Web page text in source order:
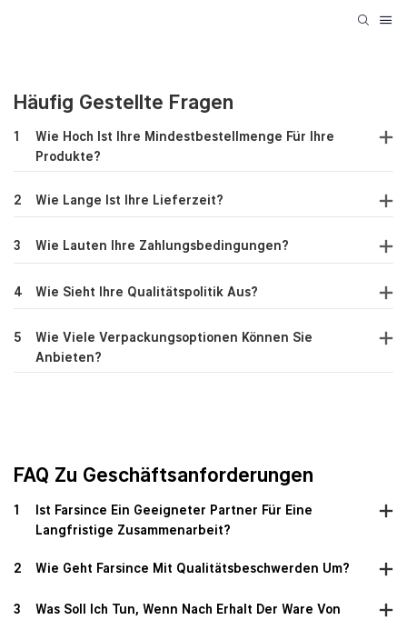
Häufig Gestellte Fragen
1
Wie Hoch Ist Ihre Mindestbestellmenge Für Ihre
Produkte?
2 Wie Lange Ist Ihre Lieferzeit?
3 Wie Lauten Ihre Zahlungsbedingungen?
4 Wie Sieht Ihre Qualitätspolitik Aus?
5
Wie Viele Verpackungsoptionen Können Sie
Anbieten?
FAQ Zu Geschäftsanforderungen
1
Ist Farsince Ein Geeigneter Partner Für Eine
Langfristige Zusammenarbeit?
2 Wie Geht Farsince Mit Qualitätsbeschwerden Um?
3
Was Soll Ich Tun, Wenn Nach Erhalt Der Ware Von